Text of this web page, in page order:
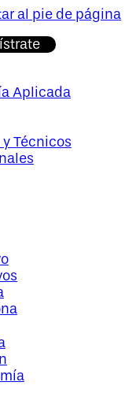
al pie de página
Aplicada
Técnicos